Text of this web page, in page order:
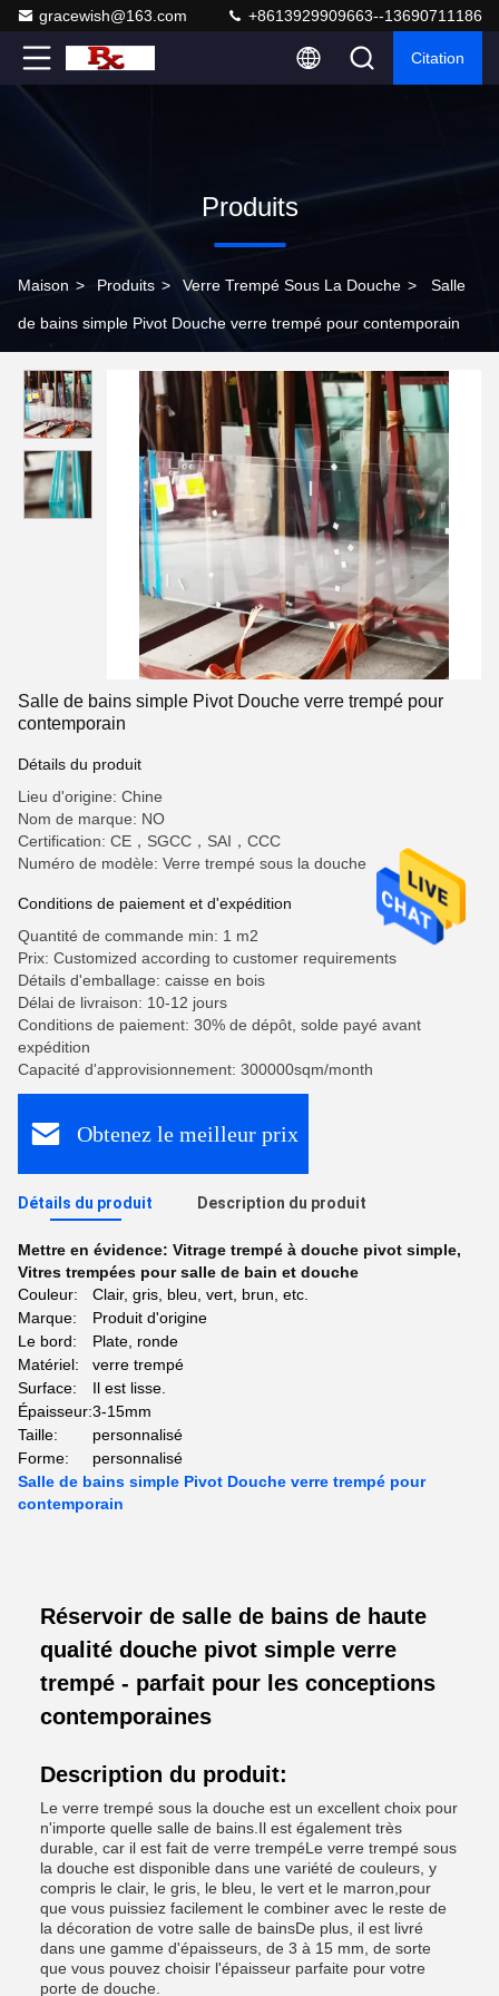
gracewish@163.com +8613929909663--13690711186
Citation
Produits
Maison > Produits > Verre Trempé Sous La Douche > Salle
de bains simple Pivot Douche verre trempé pour contemporain
Salle de bains simple Pivot Douche verre trempé pour
contemporain
Détails du produit
Lieu d'origine: Chine
Nom de marque: NO
Certification: CE，SGCC，SAI，CCC
Numéro de modèle: Verre trempé sous la douche
Conditions de paiement et d'expédition
Quantité de commande min: 1 m2
Prix: Customized according to customer requirements
Détails d'emballage: caisse en bois
Délai de livraison: 10-12 jours
Conditions de paiement: 30% de dépôt, solde payé avant
expédition
Capacité d'approvisionnement: 300000sqm/month
Obtenez le meilleur prix
Détails du produit Description du produit
Mettre en évidence: Vitrage trempé à douche pivot simple,
Vitres trempées pour salle de bain et douche
Couleur:
Clair, gris, bleu, vert, brun, etc.
Marque:
Produit d'origine
Le bord:
Plate, ronde
Matériel:
verre trempé
Surface:
Il est lisse.
Épaisseur:3-15mm
Taille:
personnalisé
Forme:
personnalisé
Salle de bains simple Pivot Douche verre trempé pour
contemporain
Réservoir de salle de bains de haute
qualité douche pivot simple verre
trempé - parfait pour les conceptions
contemporaines
Description du produit:
Le verre trempé sous la douche est un excellent choix pour
n'importe quelle salle de bains.Il est également très
durable, car il est fait de verre trempéLe verre trempé sous
la douche est disponible dans une variété de couleurs, y
compris le clair, le gris, le bleu, le vert et le marron,pour
que vous puissiez facilement le combiner avec le reste de
la décoration de votre salle de bainsDe plus, il est livré
dans une gamme d'épaisseurs, de 3 à 15 mm, de sorte
que vous pouvez choisir l'épaisseur parfaite pour votre
porte de douche.